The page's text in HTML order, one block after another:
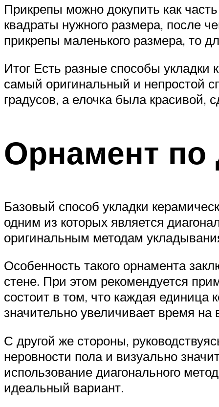
Прикрепы можно докупить как
квадраты нужного размера, после
прикрепы маленького размера, то
Итог Есть разные способы укладки
самый оригинальный и непростой
градусов, а елочка была красивой,
Орнамент по
Базовый способ укладки
одним из которых является
оригинальным методам
Особенность такого орнамента
стене. При этом рекомендуется
состоит в том, что каждая единица
значительно увеличивает время
С другой же стороны,
неровности пола и визуально
использование диагонального
идеальный вариант.